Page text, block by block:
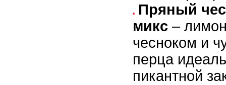
Пряный
микс –
чесноком и
перца
пикантной